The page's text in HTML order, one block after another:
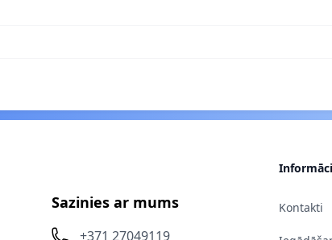
Sazinies ar mums
+371 27049119
Kontakti